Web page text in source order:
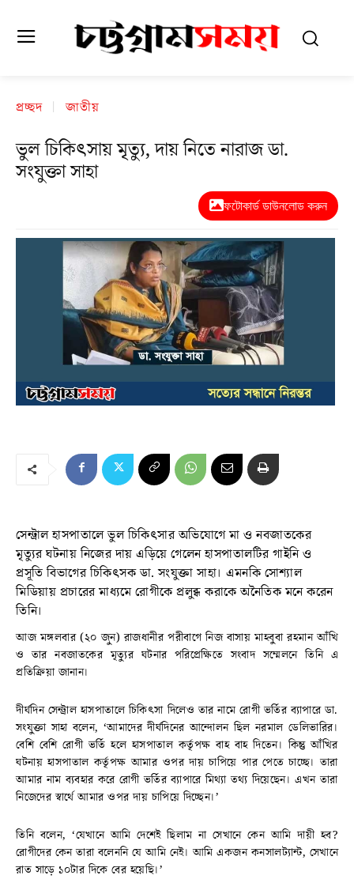
প্রচ্ছদ জাতীয়
ভুল চিকিৎসায় মৃত্যু, দায় নিতে নারাজ ডা.
সংযুক্তা সাহা
ফটোকার্ড ডাউনলোড করুন
সেন্ট্রাল হাসপাতালে ভুল চিকিৎসার অভিযোগে মা ও নবজাতকের
মৃত্যুর ঘটনায় নিজের দায় এড়িয়ে গেলেন হাসপাতালটির গাইনি ও
প্রসূতি বিভাগের চিকিৎসক ডা. সংযুক্তা সাহা। এমনকি সোশ্যাল
মিডিয়ায় প্রচারের মাধ্যমে রোগীকে প্রলুব্ধ করাকে অনৈতিক মনে করেন
তিনি।
আজ মঙ্গলবার (২০ জুন) রাজধানীর পরীবাগে নিজ বাসায় মাহবুবা রহমান আঁখি
ও তার নবজাতকের মৃত্যুর ঘটনার পরিপ্রেক্ষিতে সংবাদ সম্মেলনে তিনি এ
প্রতিক্রিয়া জানান।
দীর্ঘদিন সেন্ট্রাল হাসপাতালে চিকিৎসা দিলেও তার নামে রোগী ভর্তির ব্যাপারে ডা.
সংযুক্তা সাহা বলেন, ‘আমাদের দীর্ঘদিনের আন্দোলন ছিল নরমাল ডেলিভারির।
বেশি বেশি রোগী ভর্তি হলে হাসপাতাল কর্তৃপক্ষ বাহ বাহ দিতেন। কিন্তু আঁখির
ঘটনায় হাসপাতাল কর্তৃপক্ষ আমার ওপর দায় চাপিয়ে পার পেতে চাচ্ছে। তারা
আমার নাম ব্যবহার করে রোগী ভর্তির ব্যাপারে মিথ্যা তথ্য দিয়েছেন। এখন তারা
নিজেদের স্বার্থে আমার ওপর দায় চাপিয়ে দিচ্ছেন।’
তিনি বলেন, ‘যেখানে আমি দেশেই ছিলাম না সেখানে কেন আমি দায়ী হব?
রোগীদের কেন তারা বলেননি যে আমি নেই। আমি একজন কনসালট্যান্ট, সেখানে
রাত সাড়ে ১০টার দিকে বের হয়েছি।’